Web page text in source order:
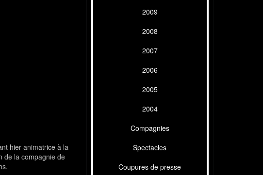
hier animatrice à la
de la compagnie de
2009
2008
2007
2006
2005
2004
Compagnies
Spectacles
Coupures de presse